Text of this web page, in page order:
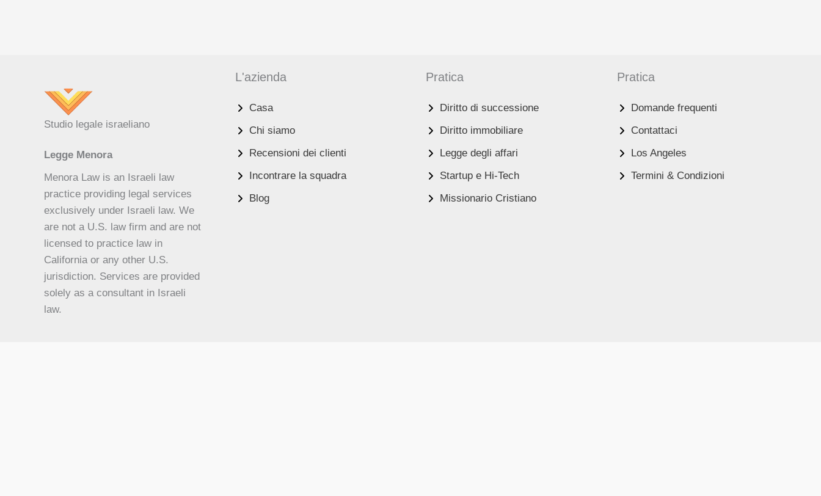
Studio legale israeliano
Legge Menora
Menora Law is an Israeli law
practice providing legal services
exclusively under Israeli law. We
are not a U.S. law firm and are not
licensed to practice law in
California or any other U.S.
jurisdiction. Services are provided
solely as a consultant in Israeli
law.
L'azienda
Casa
Chi siamo
Recensioni dei clienti
Incontrare la squadra
Blog
Pratica
Diritto di successione
Diritto immobiliare
Legge degli affari
Startup e Hi-Tech
Missionario Cristiano
Pratica
Domande frequenti
Contattaci
Los Angeles
Termini & Condizioni
HU
JA
KO
PL
PT
RU
UK